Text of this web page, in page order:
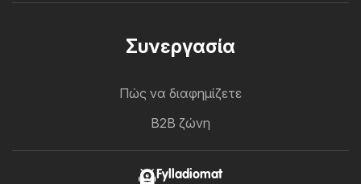
Συνεργασία
Πώς να διαφημίζετε
B2B ζώνη
Fylladiomat